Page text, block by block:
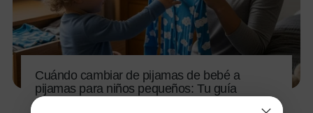
Cuándo cambiar de pijamas de bebé a
pijamas para niños pequeños: Tu guía
completa para padres